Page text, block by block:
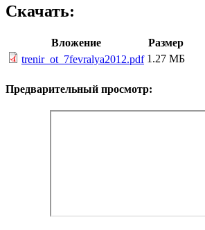
Скачать:
Вложение
Размер
trenir_ot_7fevralya2012.pdf 1.27 МБ
Предварительный просмотр: